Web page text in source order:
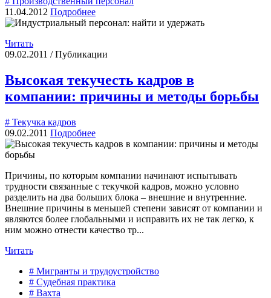
11.04.2012 Подробнее
Читать
09.02.2011 / Публикации
Высокая текучесть кадров в
компании: причины и методы борьбы
# Текучка кадров
09.02.2011 Подробнее
Причины, по которым компании начинают испытывать
трудности связанные с текучкой кадров, можно условно
разделить на два больших блока – внешние и внутренние.
Внешние причины в меньшей степени зависят от компании и
являются более глобальными и исправить их не так легко, к
ним можно отнести качество тр...
Читать
# Мигранты и трудоустройство
# Судебная практика
# Вахта